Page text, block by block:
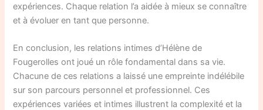
expériences. Chaque relation l’a aidée à mieux se connaître
et à évoluer en tant que personne.
En conclusion, les relations intimes d’Hélène de
Fougerolles ont joué un rôle fondamental dans sa vie.
Chacune de ces relations a laissé une empreinte indélébile
sur son parcours personnel et professionnel. Ces
expériences variées et intimes illustrent la complexité et la